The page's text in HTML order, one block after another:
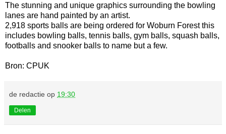
The stunning and unique graphics surrounding the bowling
lanes are hand painted by an artist.
2,918 sports balls are being ordered for Woburn Forest this
includes bowling balls, tennis balls, gym balls, squash balls,
footballs and snooker balls to name but a few.
Bron: CPUK
de redactie op 19:30
Delen